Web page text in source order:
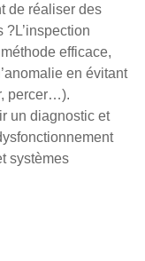
de réaliser des
efficace,
en évitant
percer…).
un diagnostic et
systèmes